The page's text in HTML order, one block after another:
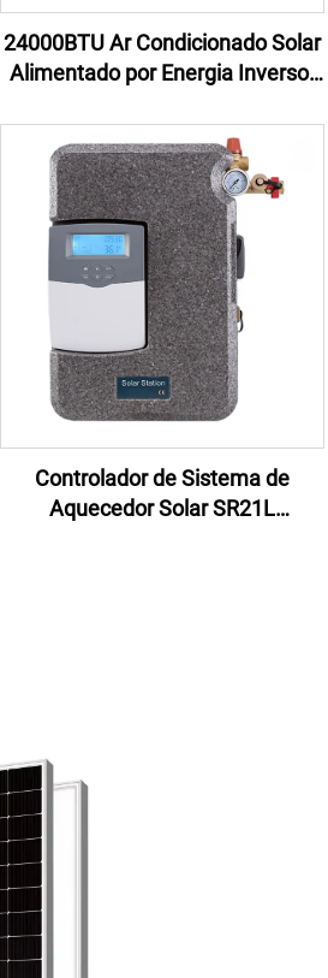
24000BTU Ar Condicionado Solar
Alimentado por Energia Inversor
Casa DC Off Grid Ar Condicionado
Split para Casa
Controlador de Sistema de
Aquecedor Solar SR21L